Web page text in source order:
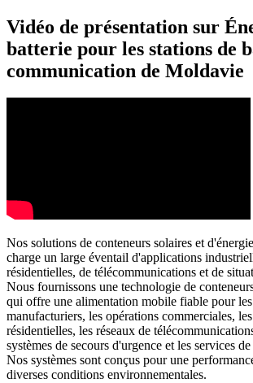
Vidéo de présentation sur
batterie pour les stations de
communication de Moldavie
Nos solutions de conteneurs solaires et
charge un large éventail d'applications
résidentielles, de télécommunications et de
Nous fournissons une technologie de
qui offre une alimentation mobile fiable pour
manufacturiers, les opérations commerciales,
résidentielles, les réseaux de
systèmes de secours d'urgence et les services
Nos systèmes sont conçus pour une
diverses conditions environnementales.